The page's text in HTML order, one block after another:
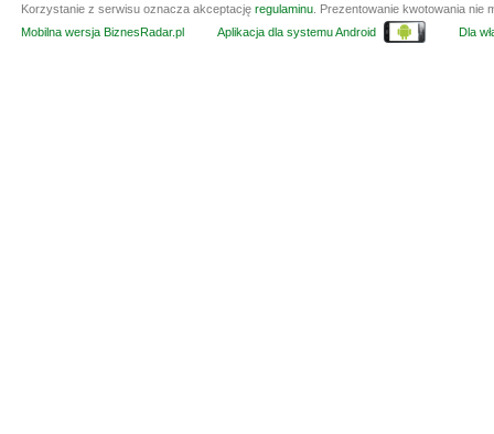
Korzystanie z serwisu oznacza akceptację regulaminu . Prezentowanie kwotowania
Mobilna wersja BiznesRadar.pl
Aplikacja dla systemu Android Dla